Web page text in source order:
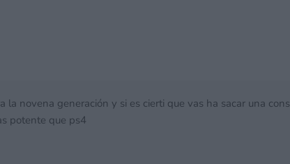
la novena generación y si es cierti que vas ha sacar una
potente que ps4